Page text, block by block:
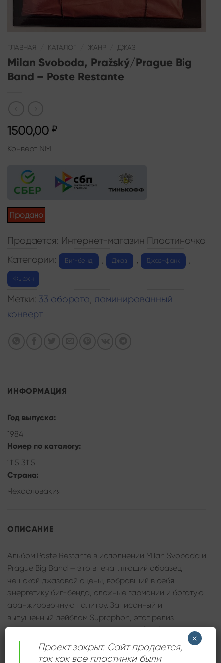
ГЛАВНАЯ КАТАЛОГ ЖАНР ДЖАЗ
Milan Svoboda, Pražský/Prague Big
Band – Poste Restante
1500,00 ₽
Конверт NM
Продано
Продается: Интернет-магазин Пластиночка
Категории:
Биг-бенд Джаз Джаз-фанк
Фьюжн
Метки: 33 оборота ламинированный
конверт
ИНФОРМАЦИЯ
Год выпуска:
1984
Номер по каталогу:
1115 3115
Страна:
Чехословакия
ОПИСАНИЕ
Альбом Poste Restante в исполнении Milan Svoboda и
Prague Big Band — это впечатляющий образец
чешской джазовой сцены, вобравший в себя
энергетику биг-бенда, сложные гармонии и богатую
аранжировочную палитру. Записанный и
выпущенный лейблом Supraphon, этот релиз
демонстрирует зрелое мастерство Свободы как
композитора и бэнд-лидера. Музыка альбома
сочетает элементы фьюжн, джаз-фанка и
Проект закрыт. Сайт продается,
так как все пластинки были
×